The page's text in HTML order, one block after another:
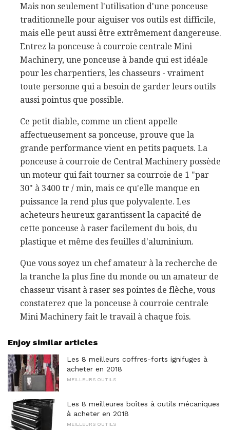
Mais non seulement l'utilisation d'une ponceuse
traditionnelle pour aiguiser vos outils est difficile,
mais elle peut aussi être extrêmement dangereuse.
Entrez la ponceuse à courroie centrale Mini
Machinery, une ponceuse à bande qui est idéale
pour les charpentiers, les chasseurs - vraiment
toute personne qui a besoin de garder leurs outils
aussi pointus que possible.
Ce petit diable, comme un client appelle
affectueusement sa ponceuse, prouve que la
grande performance vient en petits paquets. La
ponceuse à courroie de Central Machinery possède
un moteur qui fait tourner sa courroie de 1 "par
30" à 3400 tr / min, mais ce qu'elle manque en
puissance la rend plus que polyvalente. Les
acheteurs heureux garantissent la capacité de
cette ponceuse à raser facilement du bois, du
plastique et même des feuilles d'aluminium.
Que vous soyez un chef amateur à la recherche de
la tranche la plus fine du monde ou un amateur de
chasseur visant à raser ses pointes de flèche, vous
constaterez que la ponceuse à courroie centrale
Mini Machinery fait le travail à chaque fois.
Enjoy similar articles
Les 8 meilleurs coffres-forts ignifuges à
acheter en 2018
MEILLEURS OUTILS
Les 8 meilleures boîtes à outils mécaniques
à acheter en 2018
MEILLEURS OUTILS